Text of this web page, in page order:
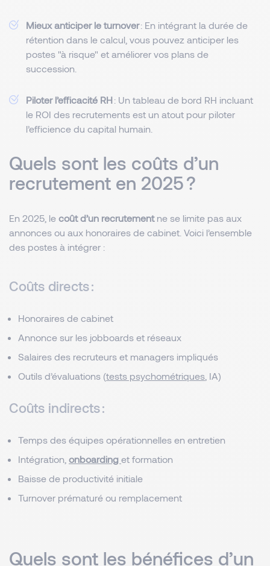
Mieux anticiper le turnover: En intégrant la durée de
rétention dans le calcul, vous pouvez anticiper les
postes "à risque" et améliorer vos plans de
succession.
Piloter l’efficacité RH: Un tableau de bord RH incluant
le ROI des recrutements est un atout pour piloter
l’efficience du capital humain.
Quels sont les coûts d’un
recrutement en 2025 ?
En 2025, le coût d’un recrutement ne se limite pas aux
annonces ou aux honoraires de cabinet. Voici l’ensemble
des postes à intégrer :
Coûts directs :
Honoraires de cabinet
Annonce sur les jobboards et réseaux
Salaires des recruteurs et managers impliqués
Outils d’évaluations (tests psychométriques , IA)
Coûts indirects :
Temps des équipes opérationnelles en entretien
Intégration, onboarding et formation
Baisse de productivité initiale
Turnover prématuré ou remplacement
Quels sont les bénéfices d’un